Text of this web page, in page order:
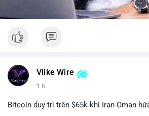
Vlike Wire
1 h
Bitcoin duy trì trên $65k khi Iran-Oman